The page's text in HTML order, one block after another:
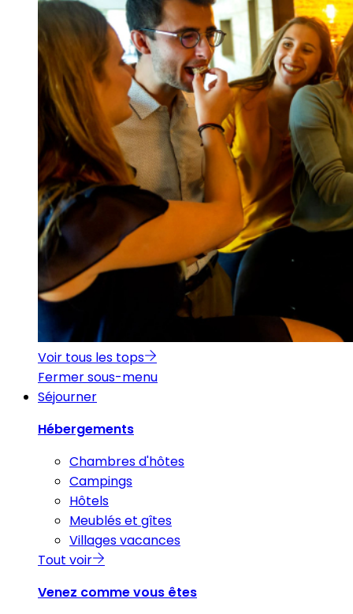
Voir tous les tops
Fermer sous-menu
Séjourner
Hébergements
Chambres d'hôtes
Campings
Hôtels
Meublés et gîtes
Villages vacances
Tout voir
Venez comme vous êtes